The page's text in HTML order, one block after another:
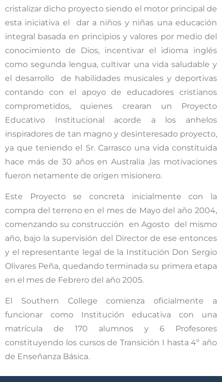
cristalizar dicho proyecto siendo el motor principal de
esta iniciativa el dar a niños y niñas una educación
integral basada en principios y valores por medio del
conocimiento de Dios, incentivar el idioma inglés
como segunda lengua, cultivar una vida saludable y
el desarrollo de habilidades musicales y deportivas
contando con el apoyo de educadores cristianos
comprometidos, quienes crearan un Proyecto
Educativo Institucional acorde a los anhelos
inspiradores de tan magno y desinteresado proyecto,
ya que teniendo el Sr. Carrasco una vida constituida
hace más de 30 años en Australia ,las motivaciones
fueron netamente de origen misionero.
Este Proyecto se concreta inicialmente con la
compra del terreno en el mes de Mayo del año 2004,
comenzando su construcción en Agosto del mismo
año, bajo la supervisión del Director de ese entonces
y el representante legal de la Institución Don Sergio
Olivares Peña, quedando terminada su primera etapa
en el mes de Febrero del año 2005.
El Southern College comienza oficialmente a
funcionar como Institución educativa con una
matrícula de 170 alumnos y 6 Profesores
constituyendo los cursos de Transición I hasta 4º año
de Enseñanza Básica.